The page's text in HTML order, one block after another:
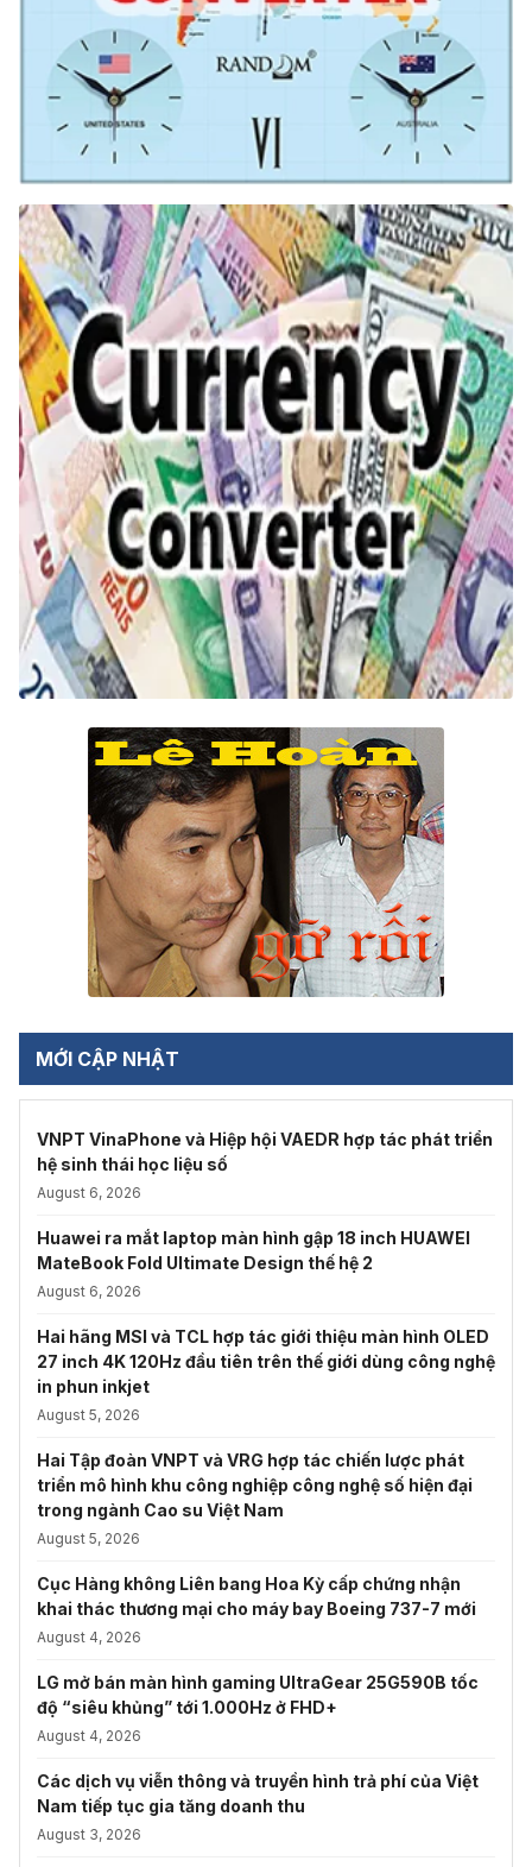
MỚI CẬP NHẬT
VNPT VinaPhone và Hiệp hội VAEDR hợp tác phát triển
hệ sinh thái học liệu số
August 6, 2026
Huawei ra mắt laptop màn hình gập 18 inch HUAWEI
MateBook Fold Ultimate Design thế hệ 2
August 6, 2026
Hai hãng MSI và TCL hợp tác giới thiệu màn hình OLED
27 inch 4K 120Hz đầu tiên trên thế giới dùng công nghệ
in phun inkjet
August 5, 2026
Hai Tập đoàn VNPT và VRG hợp tác chiến lược phát
triển mô hình khu công nghiệp công nghệ số hiện đại
trong ngành Cao su Việt Nam
August 5, 2026
Cục Hàng không Liên bang Hoa Kỳ cấp chứng nhận
khai thác thương mại cho máy bay Boeing 737-7 mới
August 4, 2026
LG mở bán màn hình gaming UltraGear 25G590B tốc
độ “siêu khủng” tới 1.000Hz ở FHD+
August 4, 2026
Các dịch vụ viễn thông và truyền hình trả phí của Việt
Nam tiếp tục gia tăng doanh thu
August 3, 2026